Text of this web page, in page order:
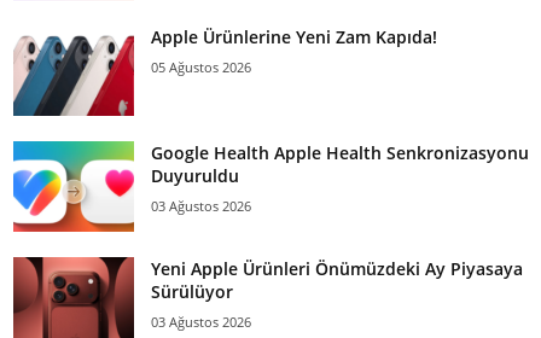
Apple Ürünlerine Yeni Zam Kapıda!
05 Ağustos 2026
Google Health Apple Health Senkronizasyonu
Duyuruldu
03 Ağustos 2026
Yeni Apple Ürünleri Önümüzdeki Ay Piyasaya
Sürülüyor
03 Ağustos 2026